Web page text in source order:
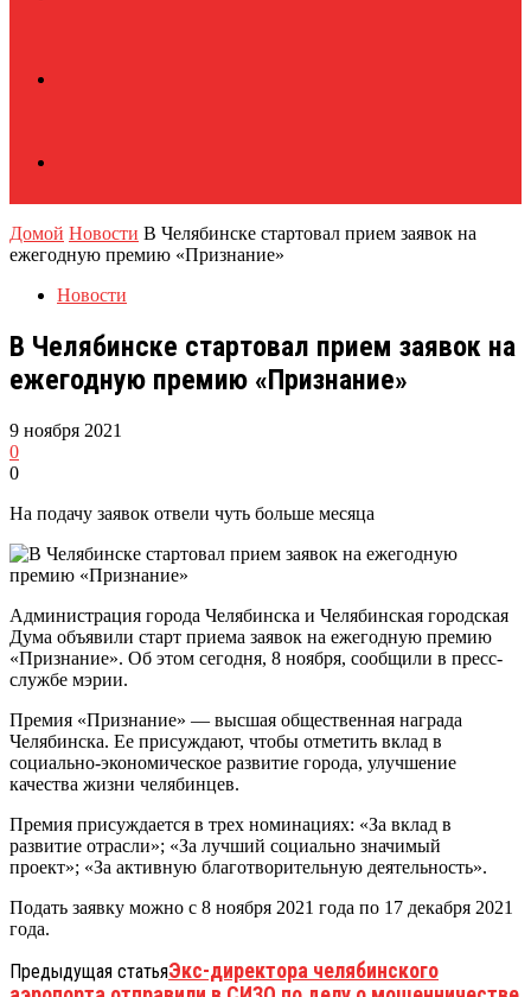
Домой Новости В Челябинске стартовал прием заявок на
ежегодную премию «Признание»
Новости
В Челябинске стартовал прием заявок на
ежегодную премию «Признание»
9 ноября 2021
0
0
На подачу заявок отвели чуть больше месяца
Администрация города Челябинска и Челябинская городская
Дума объявили старт приема заявок на ежегодную премию
«Признание». Об этом сегодня, 8 ноября, сообщили в пресс-
службе мэрии.
Премия «Признание» — высшая общественная награда
Челябинска. Ее присуждают, чтобы отметить вклад в
социально-экономическое развитие города, улучшение
качества жизни челябинцев.
Премия присуждается в трех номинациях: «За вклад в
развитие отрасли»; «За лучший социально значимый
проект»; «За активную благотворительную деятельность».
Подать заявку можно с 8 ноября 2021 года по 17 декабря 2021
года.
Предыдущая статьяЭкс-директора челябинского